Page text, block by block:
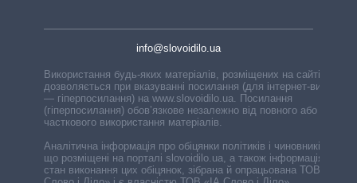
info@slovoidilo.ua
Використання будь-яких матеріалів, розміщених на сайті,
дозволяється при вказуванні посилання (для інтернет-видань
— гіперпосилання) на www.slovoidilo.ua. Посилання
(гіперпосилання) обов’язкове незалежно від повного або
часткового використання матеріалів.
Аналітична інформація про обіцянки політиків і чиновників,
що розміщені на порталі slovoidilo.ua, а також інформація про
стан виконання цих обіцянок, зібрана й опрацьована ТОВ «ІА